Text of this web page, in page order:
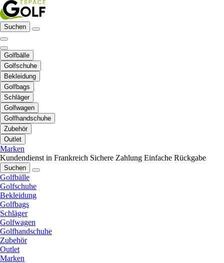
Suchen
Golfbälle
Golfschuhe
Bekleidung
Golfbags
Schläger
Golfwagen
Golfhandschuhe
Zubehör
Outlet
Marken
Kundendienst in Frankreich Sichere Zahlung Einfache Rückgabe
Suchen
Golfbälle
Golfschuhe
Bekleidung
Golfbags
Schläger
Golfwagen
Golfhandschuhe
Zubehör
Outlet
Marken